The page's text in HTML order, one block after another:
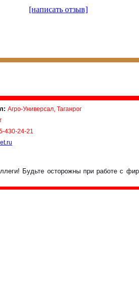
[написать отзыв]
Агро-Универсал, Таганрог
430-24-21
Будьте осторожны при работе с